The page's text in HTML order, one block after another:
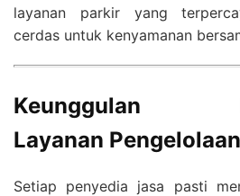
layanan parkir yang
cerdas untuk kenyamanan
Keunggulan
Layanan
Setiap penyedia jasa pasti